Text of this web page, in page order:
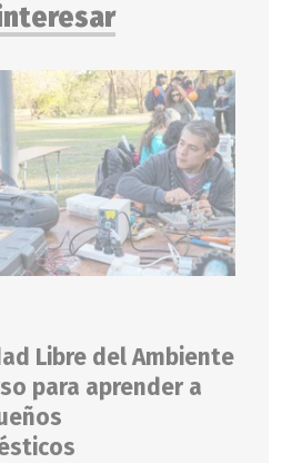
Libre del Ambiente
para aprender a